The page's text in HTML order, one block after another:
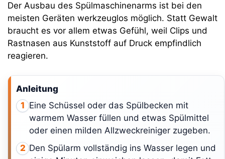
Der Ausbau des Spülmaschinenarms ist bei den
meisten Geräten werkzeuglos möglich. Statt Gewalt
braucht es vor allem etwas Gefühl, weil Clips und
Rastnasen aus Kunststoff auf Druck empfindlich
reagieren.
Anleitung
1 Eine Schüssel oder das Spülbecken mit
warmem Wasser füllen und etwas Spülmittel
oder einen milden Allzweckreiniger zugeben.
2 Den Spülarm vollständig ins Wasser legen und